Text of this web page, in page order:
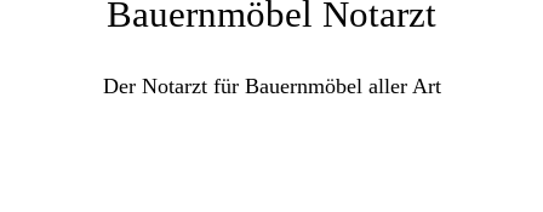
Bauernmöbel Notarzt
Der Notarzt für Bauernmöbel aller Art